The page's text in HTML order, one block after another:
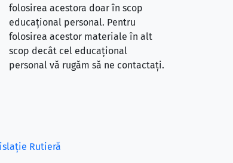
folosirea acestora doar în scop
educațional personal. Pentru
folosirea acestor materiale în alt
scop decât cel educațional
personal vă rugăm să ne contactați.
Rutieră